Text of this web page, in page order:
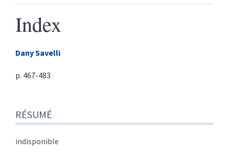
Index
DanySavelli
p. 467-483
Texte
Citer cet article
Auteur
RÉSUMÉ
indisponible